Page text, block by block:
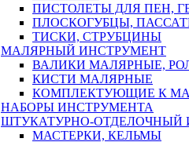
ПИСТОЛЕТЫ ДЛЯ ПЕН,
ПЛОСКОГУБЦЫ,
ТИСКИ, СТРУБЦИНЫ
МАЛЯРНЫЙ ИНСТРУМЕНТ
ВАЛИКИ МАЛЯРНЫЕ,
КИСТИ МАЛЯРНЫЕ
КОМПЛЕКТУЮЩИЕ К
НАБОРЫ ИНСТРУМЕНТА
ШТУКАТУРНО-ОТДЕЛОЧНЫЙ
МАСТЕРКИ, КЕЛЬМЫ